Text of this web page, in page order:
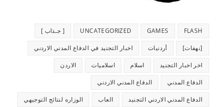
FLASH
GAMES
UNCATEGORIZED [ جـذاب ]
[نهفات] أردنيات اخبار التجنيد في الدفاع المدني الاردني
اخر اخبار التجنيد اسلام اسلاميات الاردن
الدفاع المدني الدفاع المدني الاردني
الدفاع المدني الاردني التجنيد العاب الوزاره لنتائج التوجيهي